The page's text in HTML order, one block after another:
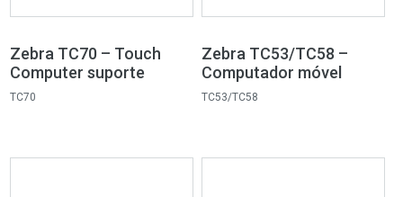
Zebra TC70 – Touch
Computer suporte
TC70
Zebra TC53/TC58 –
Computador móvel
TC53/TC58